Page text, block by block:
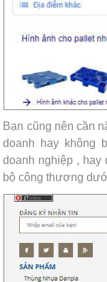
Bạn cũng nên cần
doanh hay không
doanh nghiệp ,
bộ công thương